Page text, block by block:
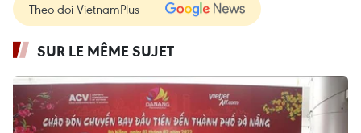
Theo dõi VietnamPlus
SUR LE MÊME SUJET